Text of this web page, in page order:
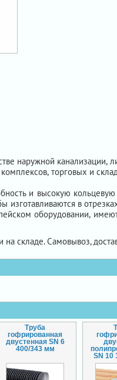
наружной канализации,
торговых и
и высокую кольцевую
изготавливаются в
оборудовании,
на складе. Самовывоз,
Труба
гофрированная
двустенная SN 6
400/343 мм
SN 10